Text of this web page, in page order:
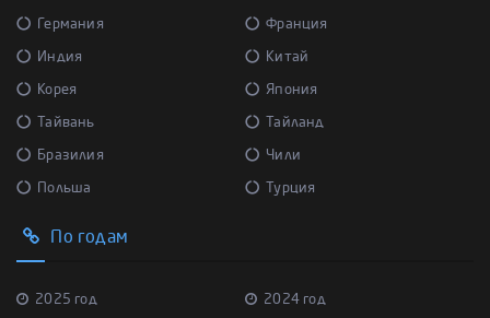
Германия Франция
Индия Китай
Корея Япония
Тайвань Тайланд
Бразилия Чили
Польша Турция
По годам
2025 год 2024 год